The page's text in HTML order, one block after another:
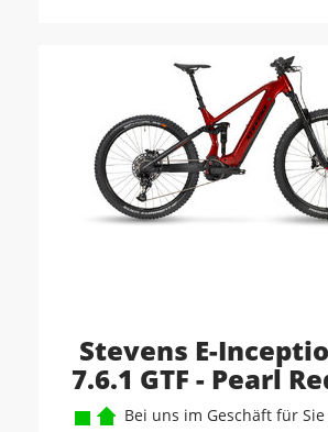
Stevens E-
7.6.1 GTF - Pearl
Bei uns im Geschäft für